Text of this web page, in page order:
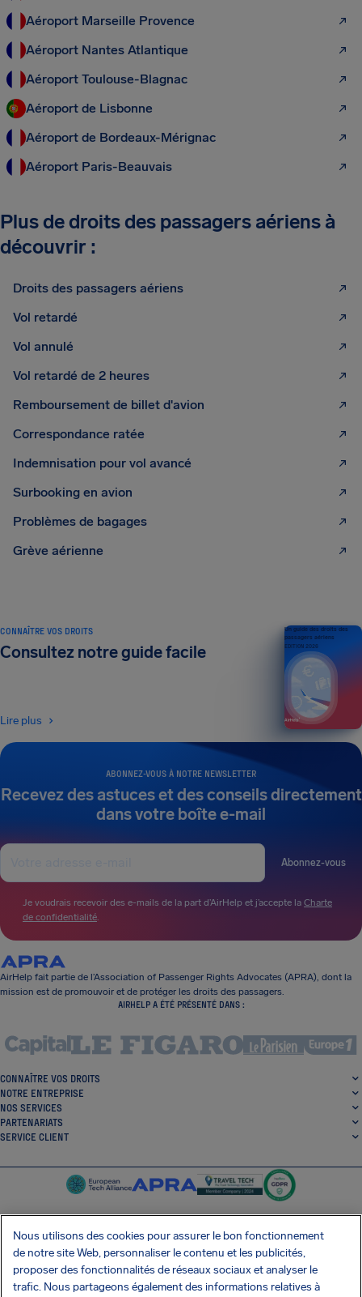
Aéroport Marseille Provence
Aéroport Nantes Atlantique
Aéroport Toulouse-Blagnac
Aéroport de Lisbonne
Aéroport de Bordeaux-Mérignac
Aéroport Paris-Beauvais
Plus de droits des passagers aériens à
découvrir :
Droits des passagers aériens
Vol retardé
Vol annulé
Vol retardé de 2 heures
Remboursement de billet d'avion
Correspondance ratée
Indemnisation pour vol avancé
Surbooking en avion
Problèmes de bagages
Grève aérienne
ABONNEZ-VOUS À NOTRE NEWSLETTER
Recevez des astuces et des conseils directement
dans votre boîte e-mail
Abonnez-vous
Je voudrais recevoir des e-mails de la part d’AirHelp et j’accepte la Charte
de confidentialité.
CONNAÎTRE VOS DROITS
Consultez notre guide facile
Lire plus
Un guide des droits des
passagers aériens
ÉDITION 2026
AirHelp fait partie de l’Association of Passenger Rights Advocates (APRA), dont la
mission est de promouvoir et de protéger les droits des passagers.
AIRHELP A ÉTÉ PRÉSENTÉ DANS :
CONNAÎTRE VOS DROITS
NOTRE ENTREPRISE
NOS SERVICES
PARTENARIATS
SERVICE CLIENT
SocialFacebook
SocialTwitter
SocialInstagram
SocialLinkedin
OBTENEZ NOTRE APPLI GRATUITE
Nous utilisons des cookies pour assurer le bon fonctionnement
de notre site Web, personnaliser le contenu et les publicités,
proposer des fonctionnalités de réseaux sociaux et analyser le
trafic. Nous partageons également des informations relatives à